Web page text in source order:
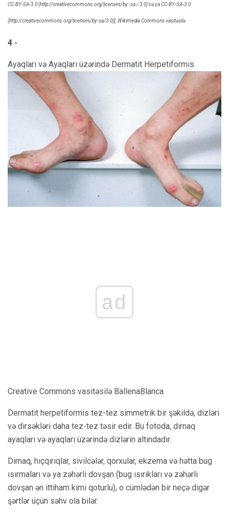
CC-BY-SA-3.0 (http://creativecommons.org/licenses/by -sa / 3.0) və ya CC-BY-SA-3.0
(http://creativecommons.org/licenses/by-sa/3.0)], Wikimedia Commons vasitəsilə
4 -
Ayaqları və Ayaqları üzərində Dermatit Herpetiformis
ad
Creative Commons vasitəsilə BallenaBlanca
Dermatit herpetiformis tez-tez simmetrik bir şəkildə, dizləri
və dirsəkləri daha tez-tez təsir edir. Bu fotoda, dırnaq
ayaqları və ayaqları üzərində dizlərin altındadır.
Dırnaq, hıçqırıqlar, sivilcələr, qorxular, ekzema və hətta bug
ısırmaları və ya zəhərli dovşan (bug ısırıkları və zəhərli
dovşan ən ittiham kimi qoturlu), o cümlədən bir neçə digər
şərtlər üçün səhv ola bilər.